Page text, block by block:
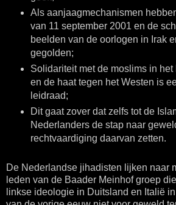
Als aanjaagmechanismen
van 11 september 2001 en de
beelden van de oorlogen in Irak
gegolden;
Solidariteit met de moslims in het
en de haat tegen het Westen is
leidraad;
Dit gaat zover dat zelfs tot de
Nederlanders de stap naar
rechtvaardiging daarvan zetten.
De Nederlandse jihadisten lijken naar
leden van de Baader Meinhof groep
linkse ideologie in Duitsland en Italië